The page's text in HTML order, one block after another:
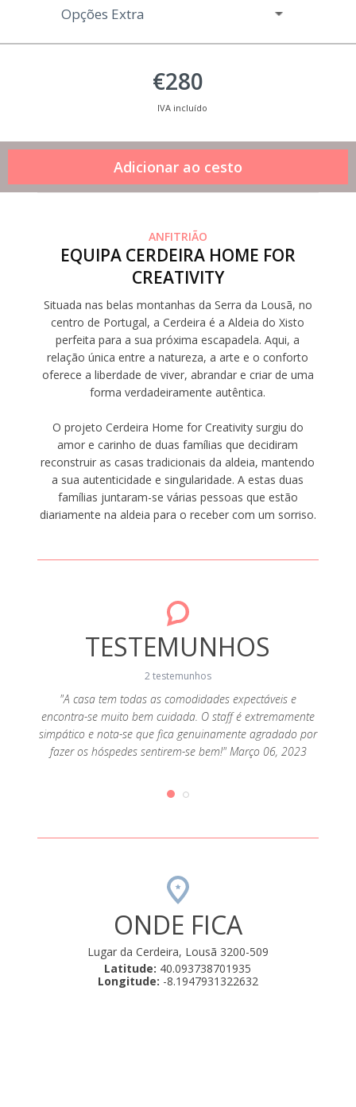
Opções Extra
€280
IVA incluído
ANFITRIÃO
EQUIPA CERDEIRA HOME FOR
CREATIVITY
Situada nas belas montanhas da Serra da Lousã, no
centro de Portugal, a Cerdeira é a Aldeia do Xisto
perfeita para a sua próxima escapadela. Aqui, a
relação única entre a natureza, a arte e o conforto
oferece a liberdade de viver, abrandar e criar de uma
forma verdadeiramente autêntica.
O projeto Cerdeira Home for Creativity surgiu do
amor e carinho de duas famílias que decidiram
reconstruir as casas tradicionais da aldeia, mantendo
a sua autenticidade e singularidade. A estas duas
famílias juntaram-se várias pessoas que estão
diariamente na aldeia para o receber com um sorriso.
TESTEMUNHOS
2 testemunhos
"A casa tem todas as comodidades expectáveis e
encontra-se muito bem cuidada. O staff é extremamente
simpático e nota-se que fica genuinamente agradado por
fazer os hóspedes sentirem-se bem!" Março 06, 2023
ONDE FICA
Lugar da Cerdeira, Lousã 3200-509
Latitude: 40.093738701935
Longitude: -8.1947931322632